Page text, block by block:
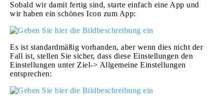
Sobald wir damit fertig sind, starte einfach eine App und
wir haben ein schönes Icon zum App:
Es ist standardmäßig vorhanden, aber wenn dies nicht der
Fall ist, stellen Sie sicher, dass diese Einstellungen den
Einstellungen unter Ziel-> Allgemeine Einstellungen
entsprechen: